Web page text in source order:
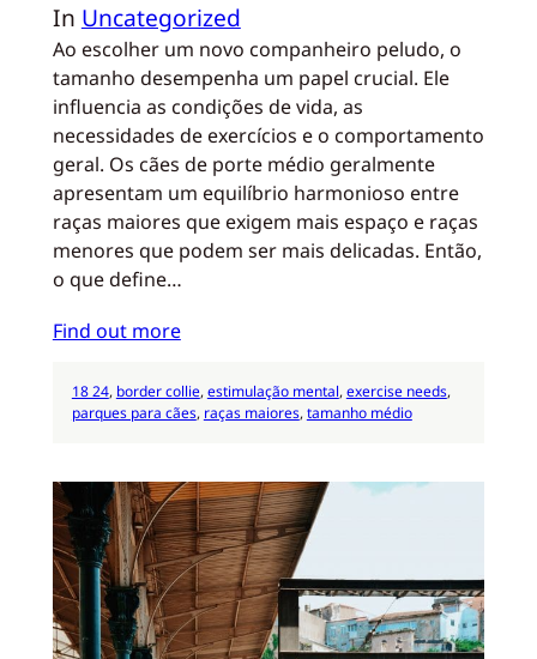
In Uncategorized
Ao escolher um novo companheiro peludo, o
tamanho desempenha um papel crucial. Ele
influencia as condições de vida, as
necessidades de exercícios e o comportamento
geral. Os cães de porte médio geralmente
apresentam um equilíbrio harmonioso entre
raças maiores que exigem mais espaço e raças
menores que podem ser mais delicadas. Então,
o que define…
Find out more
18 24, border collie, estimulação mental, exercise needs
parques para cães, raças maiores, tamanho médio